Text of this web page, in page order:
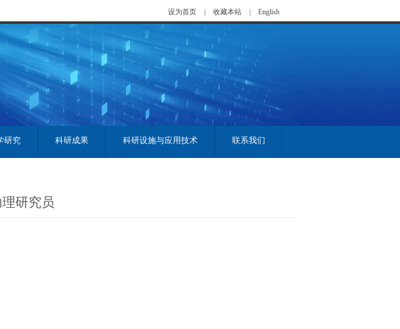
设为首页 收藏本站 English
研究 科研成果 科研设施与应用技术 联系我们
研究员